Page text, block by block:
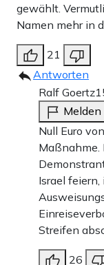
gewählt.
Namen mehr in
21
Antworten
Ralf Goertz
Melden
Null Euro
Maßnahme.
Israel
Streifen
26